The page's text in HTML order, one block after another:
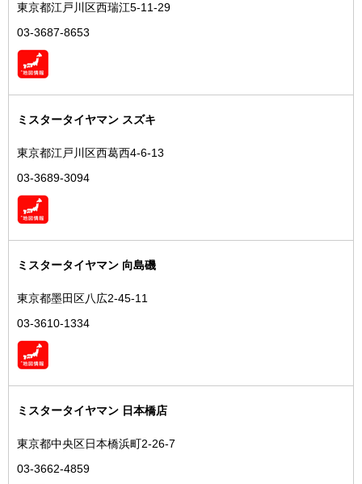
東京都江戸川区西瑞江5-11-29
03-3687-8653
ミスタータイヤマン スズキ
東京都江戸川区西葛西4-6-13
03-3689-3094
ミスタータイヤマン 向島磯
東京都墨田区八広2-45-11
03-3610-1334
ミスタータイヤマン 日本橋店
東京都中央区日本橋浜町2-26-7
03-3662-4859